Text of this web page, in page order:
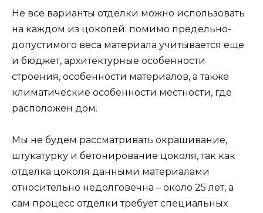
Не все варианты отделки можно использовать
на каждом из цоколей: помимо предельно-
допустимого веса материала учитывается еще
и бюджет, архитектурные особенности
строения, особенности материалов, а также
климатические особенности местности, где
расположен дом.
Мы не будем рассматривать окрашивание,
штукатурку и бетонирование цоколя, так как
отделка цоколя данными материалами
относительно недолговечна – около 25 лет, а
сам процесс отделки требует специальных